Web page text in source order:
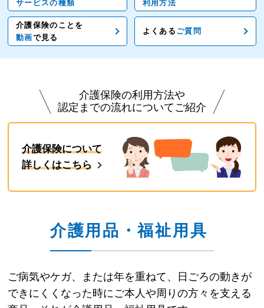
サービスの種類 利用方法
介護保険のことを
動画で見る
よくある ご質問
介護保険の利用方法や
認定までの流れについてご紹介
介護保険について
詳しくはこちら
介護用品・福祉用具
ご病気やケガ、または年を重ねて、
日ごろの動きが
できにくくなった時にご本人や周りの方々を支える